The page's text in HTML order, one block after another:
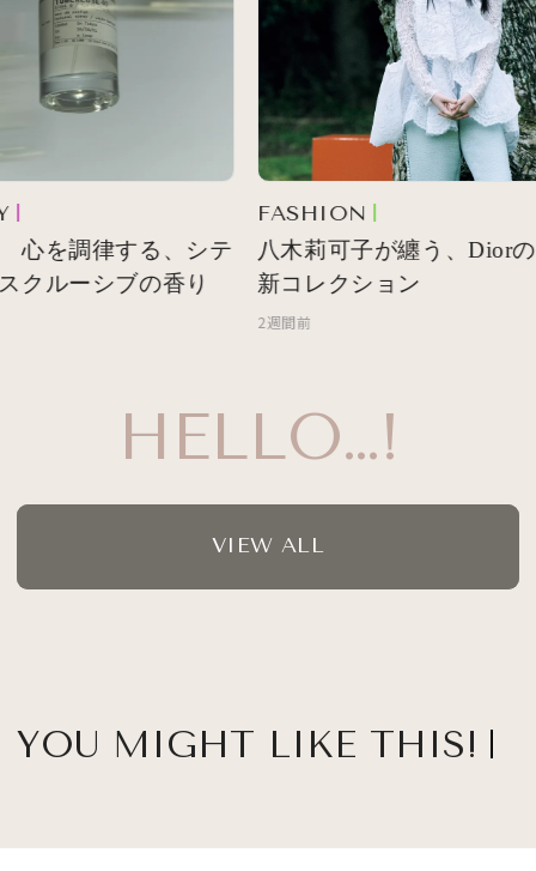
HELLO…!
を調律する、シテ
クルーシブの香り
FASHION
八木莉可子が纏う、Diorの
新コレクション
2週間前
VIEW ALL
YOU MIGHT LIKE THIS!